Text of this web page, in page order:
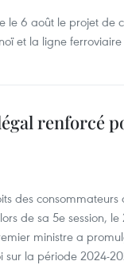
le 6 août le projet de
et la ligne ferroviaire
renforcé
des
de sa 5e session,
ministre a
sur la période 2024-